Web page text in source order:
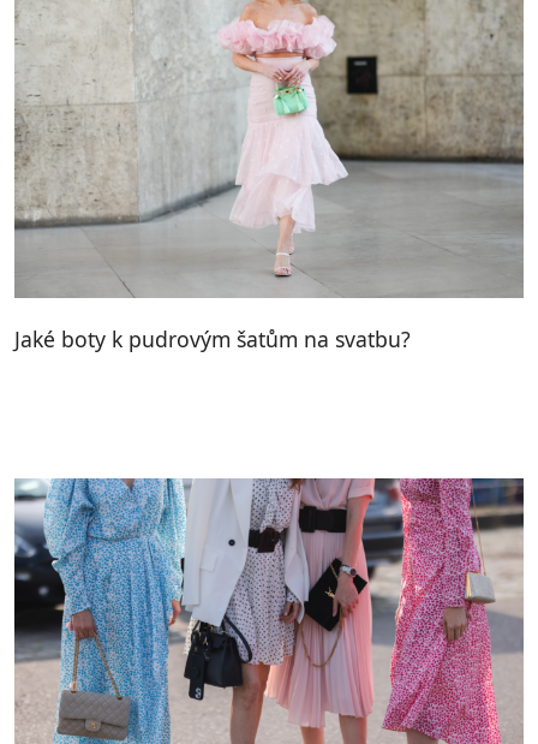
Jaké boty k pudrovým šatům na svatbu?